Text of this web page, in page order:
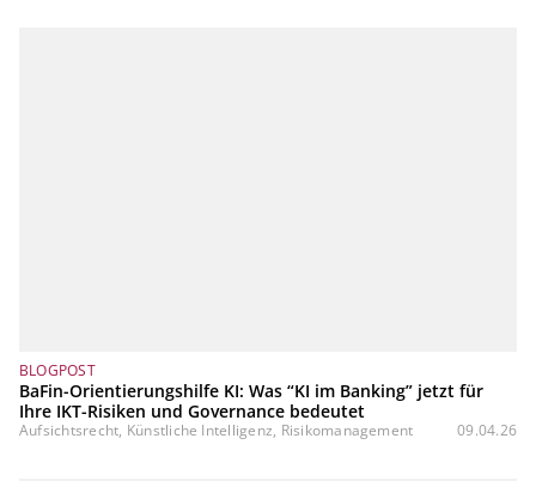
BLOGPOST
BaFin-Orientierungshilfe KI: Was “KI im Banking” jetzt für
Ihre IKT-Risiken und Governance bedeutet
Aufsichtsrecht, Künstliche Intelligenz, Risikomanagement 09.04.26